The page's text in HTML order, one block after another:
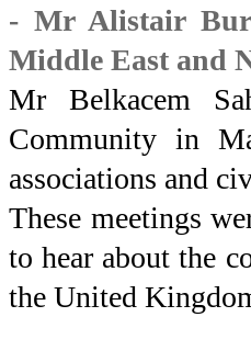
- Mr Alistair
Middle East and
Mr Belkacem
Community in
associations and
These meetings
to hear about the
the United